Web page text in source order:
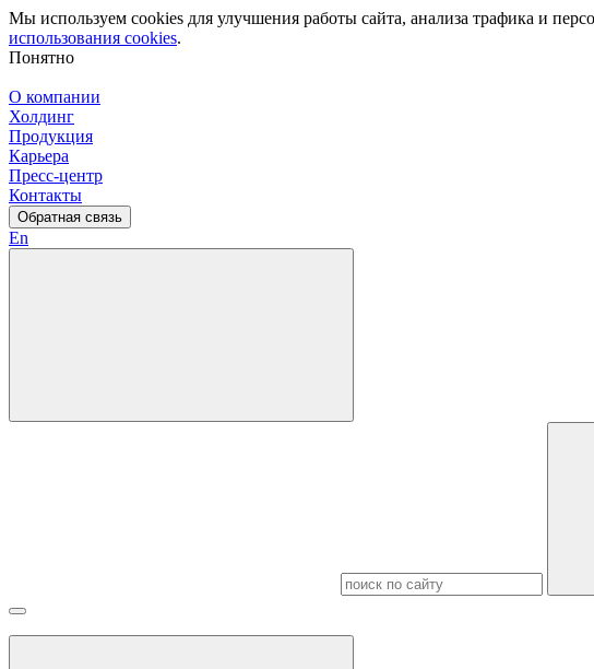
Мы используем cookies для улучшения работы сайта, анализа трафика и
использования cookies.
Понятно
О компании
Холдинг
Продукция
Карьера
Пресс-центр
Контакты
Обратная связь
En